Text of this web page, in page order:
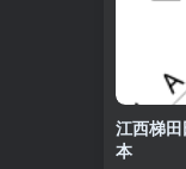
江西梯
本